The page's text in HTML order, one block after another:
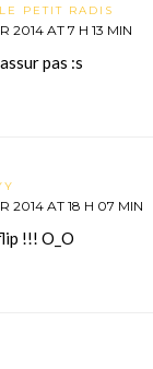
PETIT RADIS
2014 AT 7 H 13 MIN
pas :s
2014 AT 18 H 07 MIN
!!! O_O